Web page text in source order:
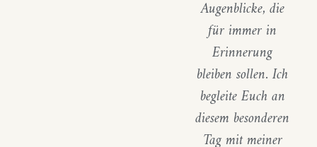
Augenblicke, die
für immer in
Erinnerung
bleiben sollen. Ich
begleite Euch an
diesem besonderen
Tag mit meiner